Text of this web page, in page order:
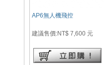
AP6無人機飛控
建議售價:NT$ 7,600 元